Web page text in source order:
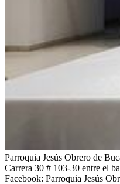
Parroquia Jesús Obrero de
Carrera 30 # 103-30 entre el
Facebook: Parroquia Jesús